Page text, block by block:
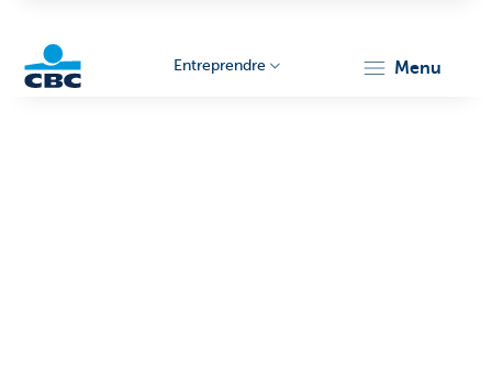
Entreprendre menu